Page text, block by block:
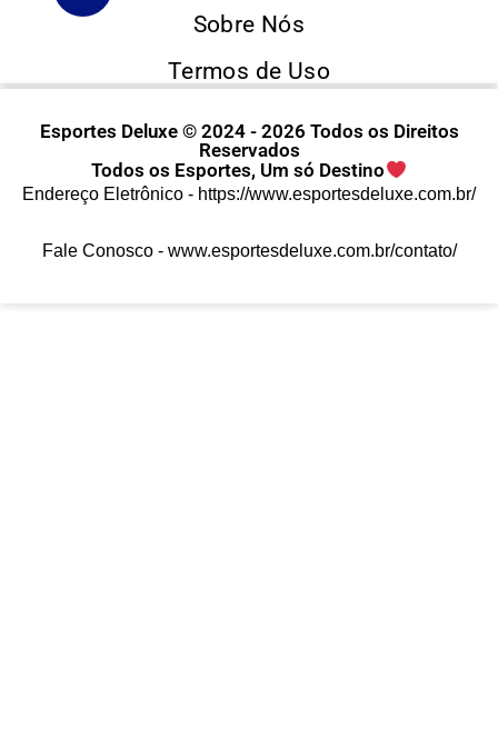
Sobre Nós
Termos de Uso
Esportes Deluxe © 2024 - 2026 Todos os Direitos
Reservados
Todos os Esportes, Um só Destino
Endereço Eletrônico - https://www.esportesdeluxe.com.br/
Fale Conosco - www.esportesdeluxe.com.br/contato/